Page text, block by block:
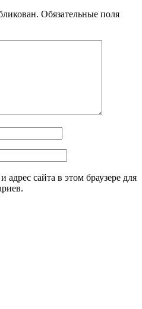
Обязательные поля
сайта в этом браузере для